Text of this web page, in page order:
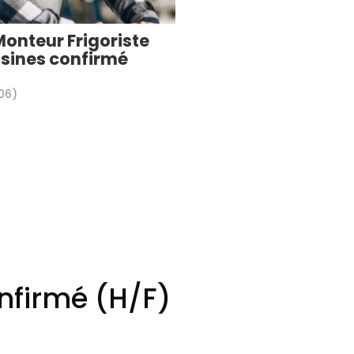
Frigoriste
confirmé
(H/F)